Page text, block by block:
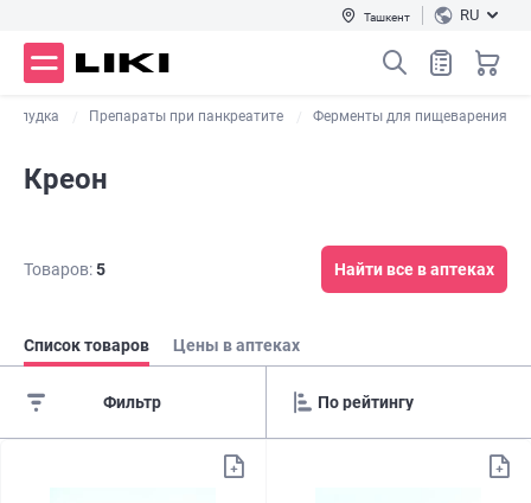
Ташкент RU
Препараты при панкреатите Ферменты для пищеварения
Креон
Товаров:5 Найти все в аптеках
Список товаров Цены в аптеках
Фильтр